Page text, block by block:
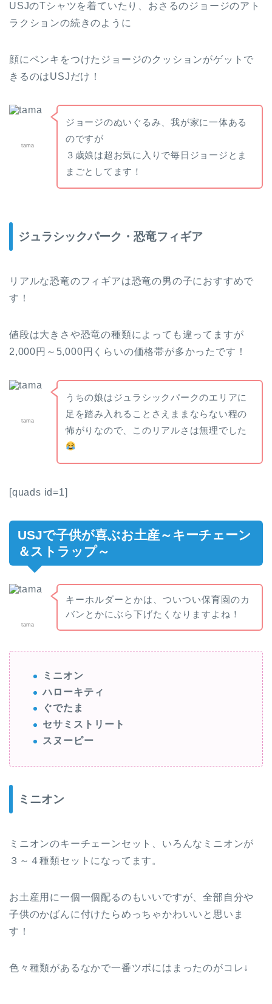
USJのTシャツを着ていたり、おさるのジョージのアト
ラクションの続きのように
顔にペンキをつけたジョージのクッションがゲットで
きるのはUSJだけ！
tama
ジョージのぬいぐるみ、我が家に一体ある
のですが
３歳娘は超お気に入りで毎日ジョージとま
まごとしてます！
ジュラシックパーク・恐竜フィギア
リアルな恐竜のフィギアは恐竜の男の子におすすめで
す！
値段は大きさや恐竜の種類によっても違ってますが
2,000円～5,000円くらいの価格帯が多かったです！
tama
うちの娘はジュラシックパークのエリアに
足を踏み入れることさえままならない程の
怖がりなので、このリアルさは無理でした
[quads id=1]
USJで子供が喜ぶお土産～キーチェーン
＆ストラップ～
tama
キーホルダーとかは、ついつい保育園のカ
バンとかにぶら下げたくなりますよね！
ミニオン
ハローキティ
ぐでたま
セサミストリート
スヌーピー
ミニオン
ミニオンのキーチェーンセット、いろんなミニオンが
３～４種類セットになってます。
お土産用に一個一個配るのもいいですが、全部自分や
子供のかばんに付けたらめっちゃかわいいと思いま
す！
色々種類があるなかで一番ツボにはまったのがコレ↓